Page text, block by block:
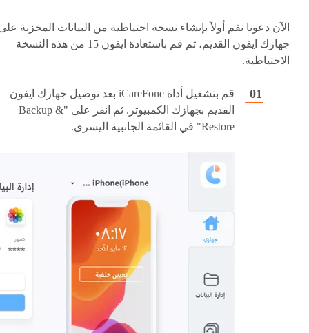
الآن دعونا نقم أولاً بإنشاء نسخة احتياطية من البيانات المخزنة
جهازك ايفون القديم، ثم قم باستعادة ايفون 15 من هذه النسخة
الاحتياطية.
قم بتشغيل أداة iCareFone بعد توصيل جهازك ايفون
القديم بجهازك الكمبيوتر. ثم انقر على "Backup &
Restore" في القائمة الجانبية اليسرى.